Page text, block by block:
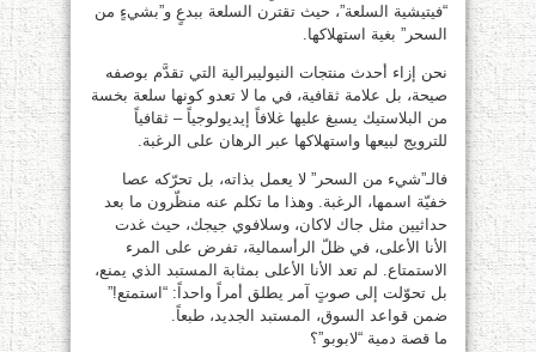
“فيتيشية السلعة”، حيث تقترن السلعة ببدعٍ و”بشيءٍ من
السحر” بغية استهلاكها.
نحن إزاء أحدث منتجات النيوليبرالية التي تقدَّم بوصفه
صيحة، بل علامة ثقافية، في ما لا تعدو كونها سلعة بخسة
من البلاستيك يسبغ عليها غلافاً إيديولوجياً – ثقافياً
للترويج لبيعها واستهلاكها عبر الرهان على الرغبة.
فالـ”شيء من السحر” لا يعمل بذاته، بل تحرّكه عصا
خفيّة اسمها، الرغبة. وهذا ما تكلم عنه منظّرون ما بعد
حداثيين مثل جاك لاكان، وسلافوي جيجك، حيث غدت
الأنا الأعلى، في ظلّ الرأسمالية، تفرض على المرء
الاستمتاع. لم تعد الأنا الأعلى بمثابة المستبد الذي يمنع،
بل تحوّلت إلى صوتٍ آمر يطلق أمراً واحداً: “استمتع!”
ضمن قواعد السوق، المستبد الجديد، طبعاً.
ما قصة دمية “لابوبو”؟